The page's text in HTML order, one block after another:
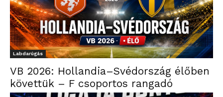
Labdarúgás
VB 2026: Hollandia–Svédország élőben
követtük – F csoportos rangadó